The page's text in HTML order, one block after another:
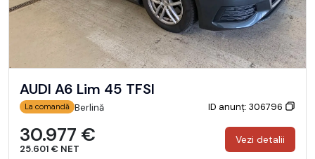
AUDI A6 Lim 45 TFSI
La comandă Berlină ID anunț: 306796
30.977 €
25.601 € NET
Vezi detalii